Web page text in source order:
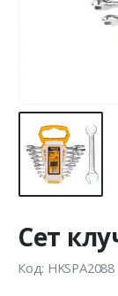
Сет
Код: HKSPA2088